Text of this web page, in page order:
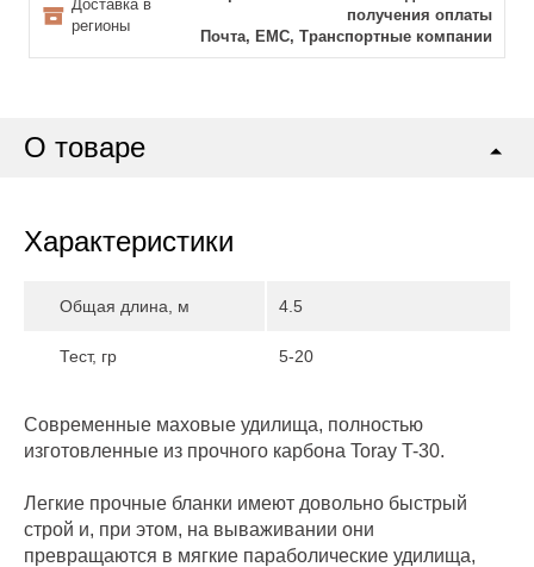
Доставка в
регионы
получения оплаты
Почта, ЕМС, Транспортные компании
О товаре
Характеристики
Общая длина, м 4.5
Тест, гр 5-20
Современные маховые удилища, полностью
изготовленные из прочного карбона Toray T-30.
Легкие прочные бланки имеют довольно быстрый
строй и, при этом, на вываживании они
превращаются в мягкие параболические удилища,